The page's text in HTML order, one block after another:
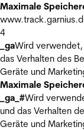
Maximale
4
_gaWird verwendet,
das Verhalten des
Geräte und
Maximale
_ga_#Wird
und das Verhalten
Geräte und